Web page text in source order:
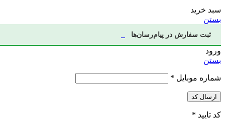
سبد خرید
بستن
ثبت سفارش در پیام‌رسان‌ها
ورود
بستن
شماره موبایل *
ارسال کد
کد تایید *